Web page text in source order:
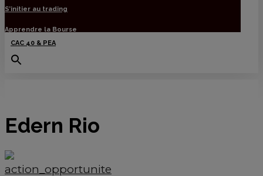
S’initier au trading
Apprendre la Bourse
CAC 40 & PEA
Edern Rio